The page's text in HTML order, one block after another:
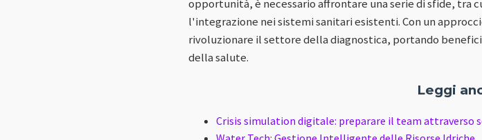
opportunità, è necessario affrontare una serie di sfide, tra
l'integrazione nei sistemi sanitari esistenti. Con un
rivoluzionare il settore della diagnostica, portando
della salute.
Leggi
Crisis simulation digitale: preparare il team attraverso